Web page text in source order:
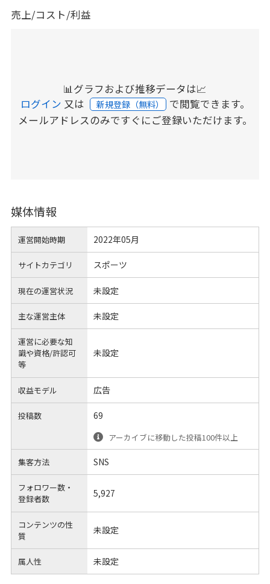
売上/コスト/利益
📊グラフおよび推移データは📈
ログイン 又は 新規登録（無料） で閲覧できます。
メールアドレスのみですぐにご登録いただけます。
媒体情報
運営開始時期 2022年05月
サイトカテゴリ スポーツ
現在の運営状況 未設定
主な運営主体 未設定
運営に必要な知
識や資格/許認可
等
未設定
収益モデル 広告
投稿数 69
アーカイブに移動した投稿100件以上
集客方法 SNS
フォロワー数・
登録者数
5,927
コンテンツの性
質
未設定
属人性 未設定